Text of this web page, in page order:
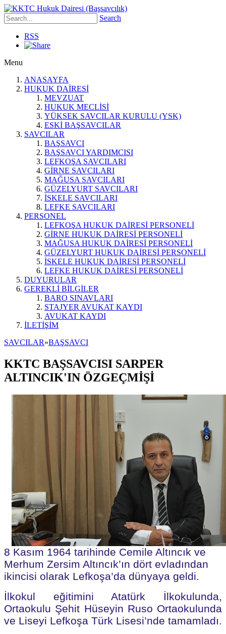
Search
RSS
Menu
ANASAYFA
HUKUK DAİRESİ
MEVZUAT
HUKUK MECLİSİ
YÜKSEK SAVCILAR KURULU (YSK)
ESKİ BAŞSAVCILAR
SAVCILAR
BAŞSAVCI
BAŞSAVCI YARDIMCISI
LEFKOŞA SAVCILARI
GİRNE SAVCILARI
MAĞUSA SAVCILARI
GÜZELYURT SAVCILARI
İSKELE SAVCILARI
LEFKE SAVCILARI
PERSONEL
LEFKOŞA HUKUK DAİRESİ PERSONELİ
GİRNE HUKUK DAİRESİ PERSONELİ
MAĞUSA HUKUK DAİRESİ PERSONELİ
GÜZELYURT HUKUK DAİRESİ PERSONELİ
İSKELE HUKUK DAİRESİ PERSONELİ
LEFKE HUKUK DAİRESİ PERSONELİ
DUYURULAR
GEREKLİ BİLGİLER
BARO SINAVLARI
STAJYER AVUKAT KAYDI
AVUKAT KAYDI
İLETİŞİM
SAVCILAR»BAŞSAVCI
KKTC BAŞSAVCISI SARPER
ALTINCIK'IN ÖZGEÇMİŞİ
8 Kasım 1964 tarihinde Cemile Altıncık ve
Merhum Zersim Altıncık’ın dört evladından
ikincisi olarak Lefkoşa’da dünyaya geldi.
İlkokul eğitimini Atatürk İlkokulunda,
Ortaokulu Şehit Hüseyin Ruso Ortaokulunda
ve Liseyi Lefkoşa Türk Lisesi’nde tamamladı.